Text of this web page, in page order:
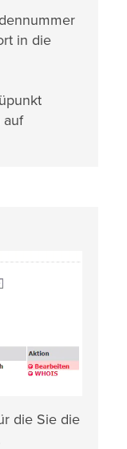
in die
auf
die Sie die